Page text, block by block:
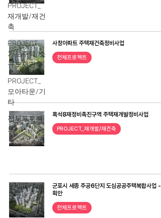
PROJECT_
재개발/재건
축
PROJECT_
가로주택/소
규모재건축
PROJECT_
모아타운/기
타
전체프로젝
트
사창아파트 주택재건축정비사업
전체프로젝트
흑석8재정비촉진구역 주택재개발정비사업
PROJECT_재개발/재건축
군포시 세종 주공6단지 도심공공주택복합사업 -
획안
전체프로젝트